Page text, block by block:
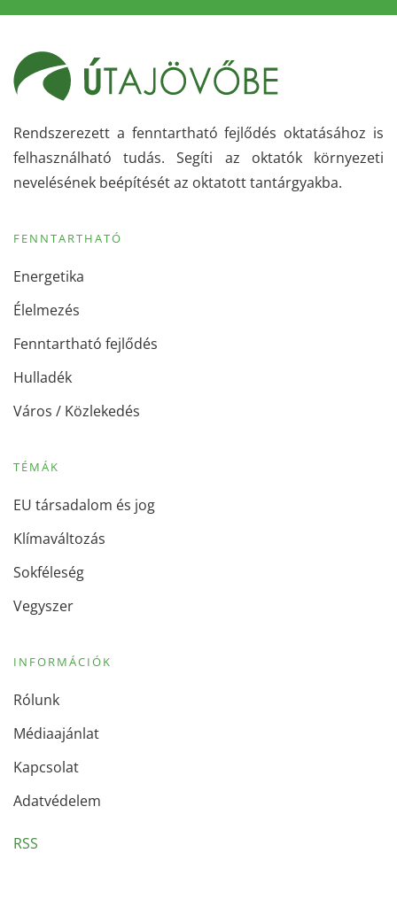
Rendszerezett a fenntartható fejlődés oktatásához is
felhasználható tudás. Segíti az oktatók környezeti
nevelésének beépítését az oktatott tantárgyakba.
FENNTARTHATÓ
Energetika
Élelmezés
Fenntartható fejlődés
Hulladék
Város / Közlekedés
TÉMÁK
EU társadalom és jog
Klímaváltozás
Sokféleség
Vegyszer
INFORMÁCIÓK
Rólunk
Médiaajánlat
Kapcsolat
Adatvédelem
RSS